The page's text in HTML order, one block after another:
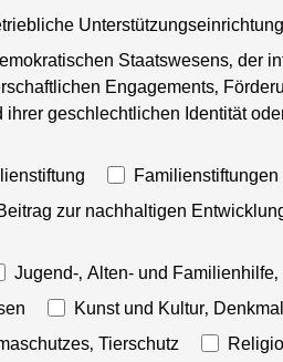
Staatswesens‚ der
Engagements‚
ihrer geschlechtlichen Identität
Familienstiftungen
zur nachhaltigen
Jugend-‚ Alten- und
Kunst und Kultur‚
Tierschutz